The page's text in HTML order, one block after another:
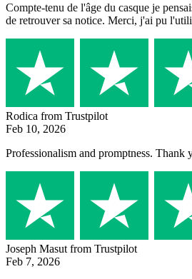
Compte-tenu de l'âge du casque je
de retrouver sa notice. Merci, j'ai pu
Rodica from Trustpilot
Feb 10, 2026
Professionalism and promptness. Thank
Joseph Masut from Trustpilot
Feb 7, 2026